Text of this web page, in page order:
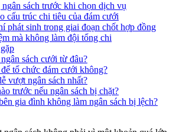
sách trước khi chọn dịch vụ
cấu trúc chi tiêu của đám cưới
phát sinh trong giai đoạn chốt hợp đồng
mà không làm đội tổng chi
sách cưới từ đâu?
tổ chức đám cưới không?
vượt ngân sách nhất?
trước nếu ngân sách bị chặt?
gia đình không làm ngân sách bị lệch?